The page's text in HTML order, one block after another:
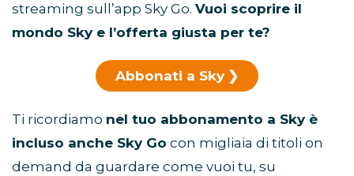
streaming sull’app Sky Go. Vuoi scoprire il
mondo Sky e l’offerta giusta per te?
Abbonati a Sky
Ti ricordiamo nel tuo abbonamento a Sky è
incluso anche Sky Go con migliaia di titoli on
demand da guardare come vuoi tu, su